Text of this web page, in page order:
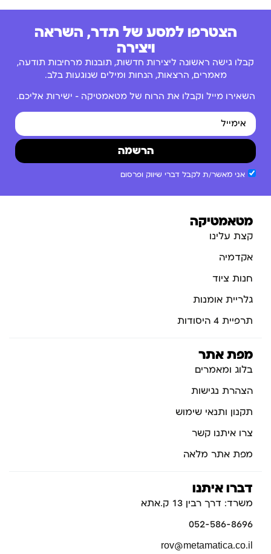
הצטרפו למסע של תדר, השראה
ויצירה
קבלו גישה ראשונה ליצירות חדשות, תובנות מרחיבות תודעה,
מאמרים, הרצאות, הנחות ומילים שנוגעות בלב.
השאירו מייל וקבלו את הרוח של מטאמטיקה – ישירות אליכם.
אני מאשר/ת לקבל דברי שיווק ופרסום
הרשמה
מטאמטיקה
קצת עלינו
אקדמיה
חנות ציוד
גלריית אומנות
תרפיית 4 היסודות
מפת אתר
בלוג ומאמרים
הצהרת נגישות
תקנון ותנאי שימוש
צרו איתנו קשר
מפת אתר מלאה
דברו איתנו
משרד: דרך רבין 13 ק.אתא
052-586-8696
rov@metamatica.co.il